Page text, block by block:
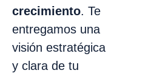
crecimiento. Te
entregamos una
visión estratégica
y clara de tu